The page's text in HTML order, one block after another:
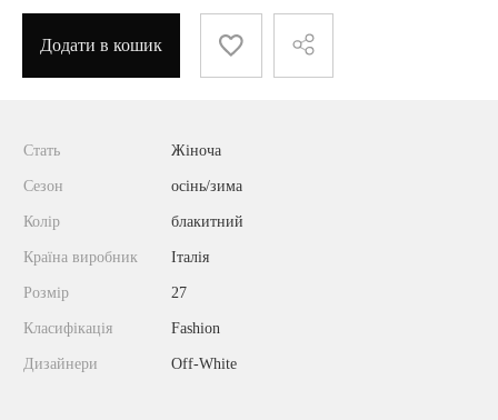
Додати в кошик
Стать Жіноча
Сезон осінь/зима
Колір блакитний
Країна виробник Італія
Розмір 27
Класифікація Fashion
Дизайнери Off-White